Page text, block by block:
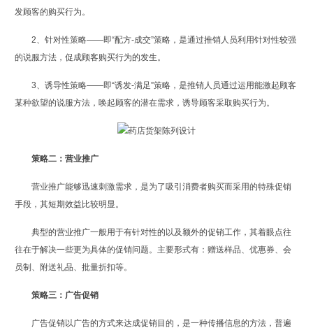
发顾客的购买行为。
2、针对性策略——即“配方-成交”策略，是通过推销人员利用针对性较强
的说服方法，促成顾客购买行为的发生。
3、诱导性策略——即“诱发-满足”策略，是推销人员通过运用能激起顾客
某种欲望的说服方法，唤起顾客的潜在需求，诱导顾客采取购买行为。
策略二：营业推广
营业推广能够迅速刺激需求，是为了吸引消费者购买而采用的特殊促销
手段，其短期效益比较明显。
典型的营业推广一般用于有针对性的以及额外的促销工作，其着眼点往
往在于解决一些更为具体的促销问题。主要形式有：赠送样品、优惠券、会
员制、附送礼品、批量折扣等。
策略三：广告促销
广告促销以广告的方式来达成促销目的，是一种传播信息的方法，普遍